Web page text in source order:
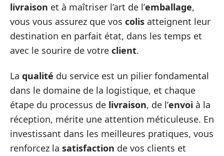
livraison et à maîtriser l’art de l’emballage,
vous vous assurez que vos colis atteignent leur
destination en parfait état, dans les temps et
avec le sourire de votre client.
La qualité du service est un pilier fondamental
dans le domaine de la logistique, et chaque
étape du processus de livraison, de l’envoi à la
réception, mérite une attention méticuleuse. En
investissant dans les meilleures pratiques, vous
renforcez la satisfaction de vos clients et